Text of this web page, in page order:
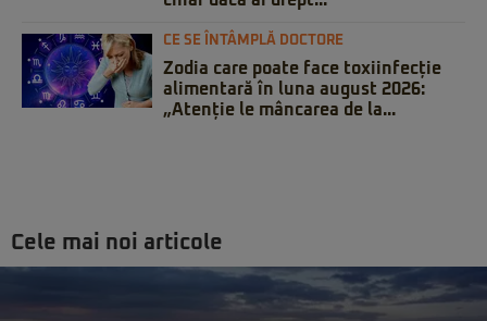
CE SE ÎNTÂMPLĂ DOCTORE
Zodia care poate face toxiinfecție
alimentară în luna august 2026:
„Atenție le mâncarea de la...
Cele mai noi articole